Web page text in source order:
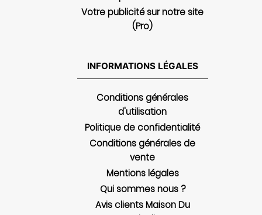
Votre publicité sur notre site
(Pro)
INFORMATIONS LÉGALES
Conditions générales
d'utilisation
Politique de confidentialité
Conditions générales de
vente
Mentions légales
Qui sommes nous ?
Avis clients Maison Du